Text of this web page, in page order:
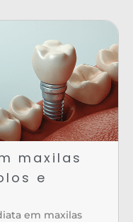
maxilas
e
em maxilas